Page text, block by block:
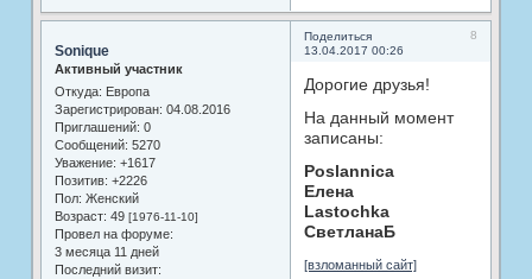
Поделиться
8
13.04.2017 00:26
Sonique
Активный участник
Откуда: Европа
Зарегистрирован: 04.08.2016
Приглашений: 0
Сообщений: 5270
Уважение: +1617
Позитив: +2226
Пол: Женский
Возраст: 49 [1976-11-10]
Провел на форуме:
3 месяца 11 дней
Последний визит:
Дорогие друзья!
На данный момент
записаны:
Poslannica
Елена
Lastochka
СветланаБ
[взломанный сайт]